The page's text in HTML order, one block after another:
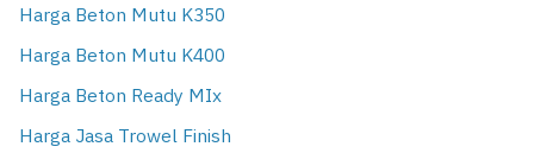
Harga Beton Mutu K350
Harga Beton Mutu K400
Harga Beton Ready MIx
Harga Jasa Trowel Finish